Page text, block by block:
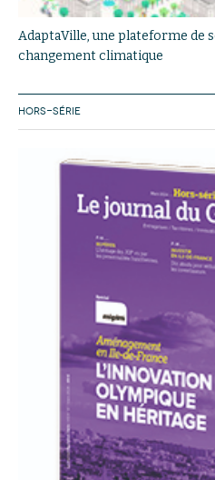
AdaptaVille, une plateforme de
changement climatique
HORS-SÉRIE